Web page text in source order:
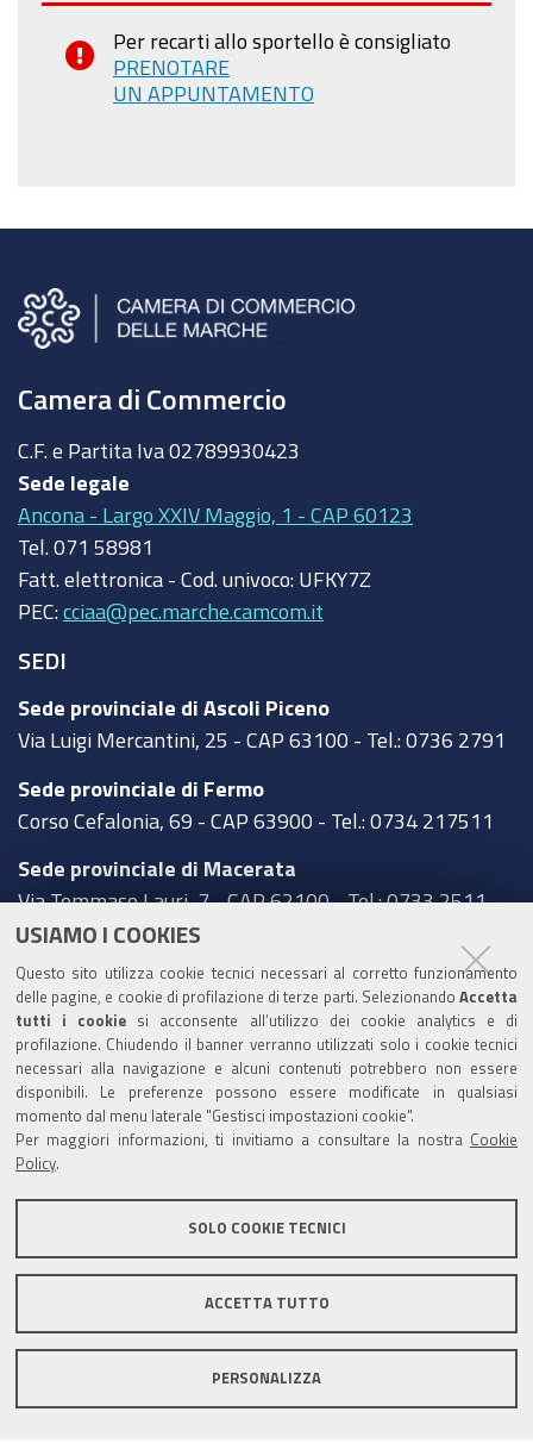
USIAMO I COOKIES
Questo sito utilizza cookie tecnici necessari al corretto funzionamento
delle pagine, e cookie di profilazione di terze parti. Selezionando Accetta
tutti i cookie si acconsente all’utilizzo dei cookie analytics e di
profilazione. Chiudendo il banner verranno utilizzati solo i cookie tecnici
necessari alla navigazione e alcuni contenuti potrebbero non essere
disponibili. Le preferenze possono essere modificate in qualsiasi
momento dal menu laterale "Gestisci impostazioni cookie".
Per maggiori informazioni, ti invitiamo a consultare la nostra Cookie
Policy
SOLO COOKIE TECNICI
ACCETTA TUTTO
PERSONALIZZA
Per recarti allo sportello è consigliato
PRENOTARE
UN APPUNTAMENTO
Camera di Commercio
C.F. e Partita Iva 02789930423
Sede legale
Ancona - Largo XXIV Maggio, 1 - CAP 60123
Tel. 071 58981
Fatt. elettronica - Cod. univoco: UFKY7Z
PEC: cciaa@pec.marche.camcom.it
SEDI
Sede provinciale di Ascoli Piceno
Via Luigi Mercantini, 25 - CAP 63100 - Tel.: 0736 2791
Sede provinciale di Fermo
Corso Cefalonia, 69 - CAP 63900 - Tel.: 0734 217511
Sede provinciale di Macerata
Via Tommaso Lauri, 7 - CAP 62100 - Tel.: 0733 2511
Sede provinciale di Pesaro Urbino
Corso XI Settembre, 116 - CAP 61121 - Tel.: 0721
3571
TRASPARENZA
Amministrazione trasparente
Statistiche Web del sito (fonte Web Analytics Italia)
Contatti
Dichiarazione di accessibilità
Area riservata
Statistiche Web del sito (fonte Web Analytics Italia)